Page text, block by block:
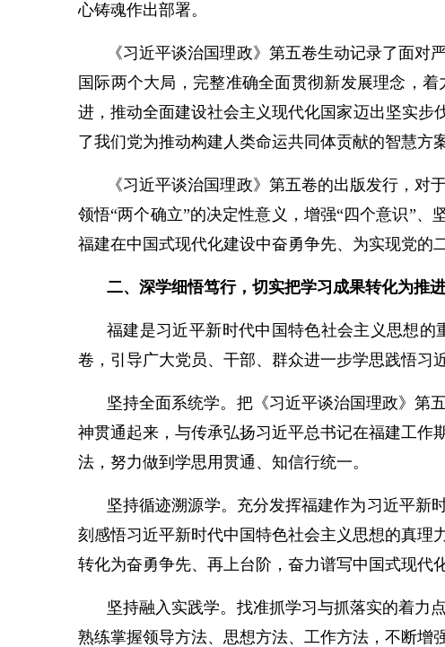
心铸魂作出部署。
《习近平谈治国理政》第五卷生动记录了面
国际两个大局，完整准确全面贯彻新发展理念，
进，推动全面建设社会主义现代化国家迈出坚实步
了我们党为推动构建人类命运共同体贡献的智慧方
《习近平谈治国理政》第五卷的出版发行，
领悟“两个确立”的决定性意义，增强“四个意识”
福建在中国式现代化建设中奋勇争先、为实现党的
二、深学细悟笃行，切实把学习成果转化为推
福建是习近平新时代中国特色社会主义思想
卷，引导广大党员、干部、群众进一步学思践悟习
坚持全面系统学。把《习近平谈治国理政》第
神贯通起来，与传承弘扬习近平总书记在福建工作
法，努力做到学思用贯通、知信行统一。
坚持循迹溯源学。充分发挥福建作为习近平新
刻感悟习近平新时代中国特色社会主义思想的真理
转化为奋勇争先、再上台阶，奋力谱写中国式现代
坚持融入实践学。找准抓学习与抓落实的着力
熟练掌握领导方法、思想方法、工作方法，不断增